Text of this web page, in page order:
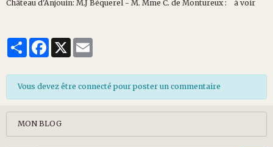
Château d'Anjouin: M.J Béquerel - M. Mme C. de Montureux : à voir
PartagerFacebook
X
Vous devez être connecté pour poster un commentaire
MON BLOG